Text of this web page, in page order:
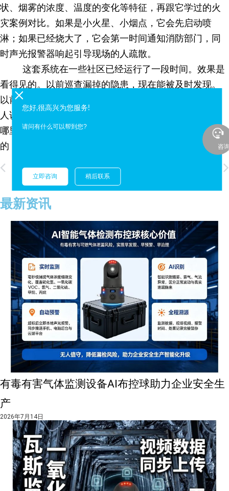
状、烟雾的浓度、温度的变化等特征，再跟它学过的火
灾案例对比。如果是小火星、小烟点，它会先启动喷
淋；如果已经烧大了，它会第一时间通知消防部门，同
时声光报警器响起引导现场的人疏散。
这套系统在一些社区已经运行了一段时间。效果是
看得见的。以前巡查漏掉的隐患，现在能被及时发现。
以前报警慢、灭火慢的问题，现在基本解决了。物业的
人说，现在不用再天天盯着车棚看了，系统会告诉他们
哪里有问题。保安也说，现在收到报警信息都是准确
的，不用跑冤枉路。
Prev AI智能布控球：工地作业实现自动监测违规行为
最新资讯
有毒有害气体监测设备AI布控球助力企业安全生
产
2026年7月14日
您好,很高兴为您服务!
请问有什么可以帮到您?
立即咨询 稍后联系
咨